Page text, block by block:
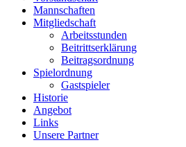
Mannschaften
Mitgliedschaft
Arbeitsstunden
Beitrittserklärung
Beitragsordnung
Spielordnung
Gastspieler
Historie
Angebot
Links
Unsere Partner